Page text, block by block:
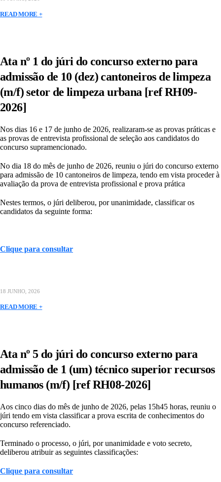
READ MORE +
Ata nº 1 do júri do concurso externo para
admissão de 10 (dez) cantoneiros de limpeza
(m/f) setor de limpeza urbana [ref RH09-
2026]
Nos dias 16 e 17 de junho de 2026, realizaram-se as provas práticas e
as provas de entrevista profissional de seleção aos candidatos do
concurso supramencionado.
No dia 18 do mês de junho de 2026, reuniu o júri do concurso externo
para admissão de 10 cantoneiros de limpeza, tendo em vista proceder à
avaliação da prova de entrevista profissional e prova prática
Nestes termos, o júri deliberou, por unanimidade, classificar os
candidatos da seguinte forma:
Clique para consultar
18 JUNHO, 2026
READ MORE +
Ata nº 5 do júri do concurso externo para
admissão de 1 (um) técnico superior recursos
humanos (m/f) [ref RH08-2026]
Aos cinco dias do mês de junho de 2026, pelas 15h45 horas, reuniu o
júri tendo em vista classificar a prova escrita de conhecimentos do
concurso referenciado.
Terminado o processo, o júri, por unanimidade e voto secreto,
deliberou atribuir as seguintes classificações:
Clique para consultar